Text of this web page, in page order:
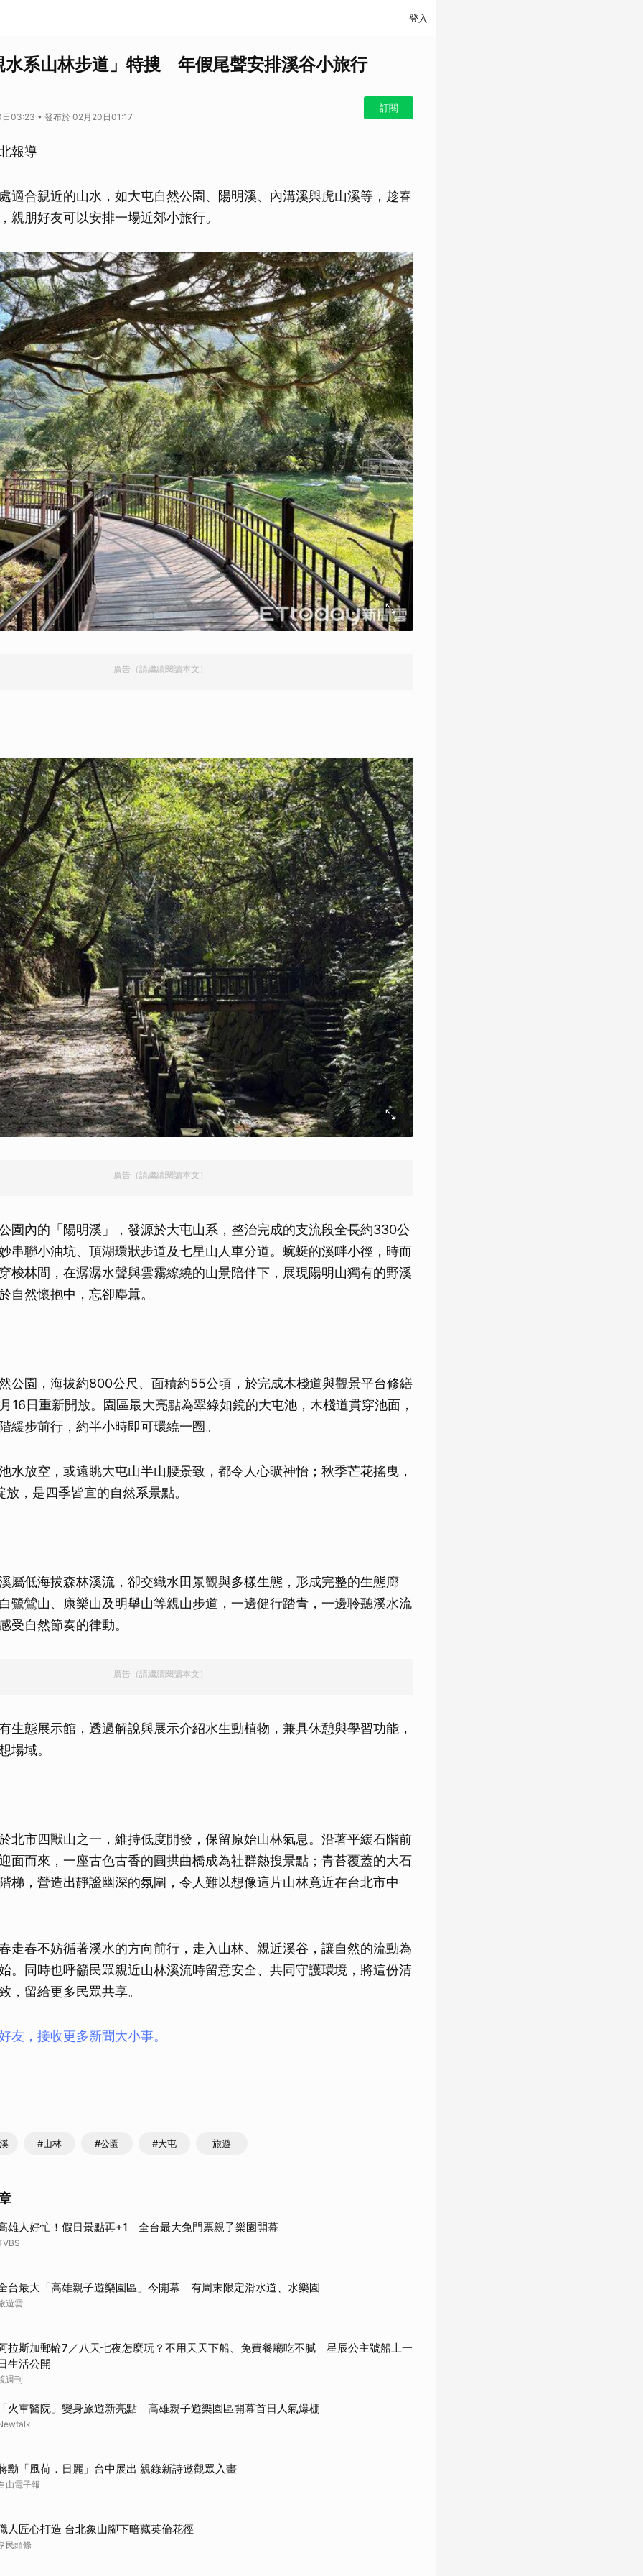
登入
水系山林步道」特搜 年假尾聲安排溪谷小旅行
03:23 • 發布於 02月20日01:17
訂閱
報導
適合親近的山水，如大屯自然公園、陽明溪、內溝溪與虎山溪等，趁春
親朋好友可以安排一場近郊小旅行。
廣告（請繼續閱讀本文）
廣告（請繼續閱讀本文）
園內的「陽明溪」，發源於大屯山系，整治完成的支流段全長約330公
串聯小油坑、頂湖環狀步道及七星山人車分道。蜿蜒的溪畔小徑，時而
梭林間，在潺潺水聲與雲霧繚繞的山景陪伴下，展現陽明山獨有的野溪
自然懷抱中，忘卻塵囂。
公園，海拔約800公尺、面積約55公頃，於完成木棧道與觀景平台修繕
16日重新開放。園區最大亮點為翠綠如鏡的大屯池，木棧道貫穿池面，
緩步前行，約半小時即可環繞一圈。
水放空，或遠眺大屯山半山腰景致，都令人心曠神怡；秋季芒花搖曳，
，是四季皆宜的自然系景點。
屬低海拔森林溪流，卻交織水田景觀與多樣生態，形成完整的生態廊
鷺鷥山、康樂山及明舉山等親山步道，一邊健行踏青，一邊聆聽溪水流
受自然節奏的律動。
廣告（請繼續閱讀本文）
生態展示館，透過解說與展示介紹水生動植物，兼具休憩與學習功能，
場域。
北市四獸山之一，維持低度開發，保留原始山林氣息。沿著平緩石階前
面而來，一座古色古香的圓拱曲橋成為社群熱搜景點；青苔覆蓋的大石
梯，營造出靜謐幽深的氛圍，令人難以想像這片山林竟近在台北市中
走春不妨循著溪水的方向前行，走入山林、親近溪谷，讓自然的流動為
。同時也呼籲民眾親近山林溪流時留意安全、共同守護環境，將這份清
，留給更多民眾共享。
友，接收更多新聞大小事。
#山林 #公園 #大屯 旅遊
雄人好忙！假日景點再+1 全台最大免門票親子樂園開幕
台最大「高雄親子遊樂園區」今開幕 有周末限定滑水道、水樂園
遊雲
拉斯加郵輪7／八天七夜怎麼玩？不用天天下船、免費餐廳吃不膩 星辰公主號船上一
生活公開
週刊
火車醫院」變身旅遊新亮點 高雄親子遊樂園區開幕首日人氣爆棚
勳「風荷．日麗」台中展出 親錄新詩邀觀眾入畫
由電子報
人匠心打造 台北象山腳下暗藏英倫花徑
民頭條
取消